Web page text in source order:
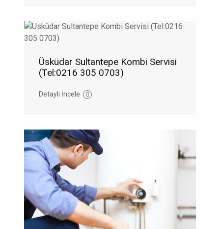
Üsküdar Sultantepe Kombi Servisi
(Tel:0216 305 0703)
Detaylı İncele